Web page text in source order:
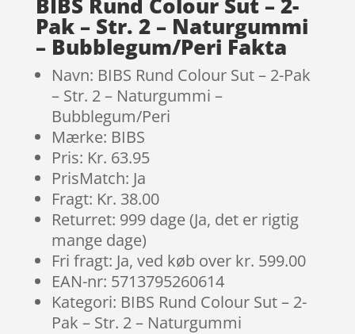
Pak – Str. 2 – Naturgummi
– Bubblegum/Peri Fakta
Navn: BIBS Rund Colour Sut – 2-Pak
– Str. 2 – Naturgummi –
Bubblegum/Peri
Mærke: BIBS
Pris: Kr. 63.95
PrisMatch: Ja
Fragt: Kr. 38.00
Returret: 999 dage (Ja, det er rigtig
mange dage)
Fri fragt: Ja, ved køb over kr. 599.00
EAN-nr: 5713795260614
Kategori: BIBS Rund Colour Sut – 2-
Pak – Str. 2 – Naturgummi